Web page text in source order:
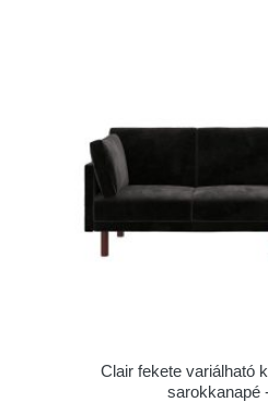
Clair fekete variálható
sarokkanapé